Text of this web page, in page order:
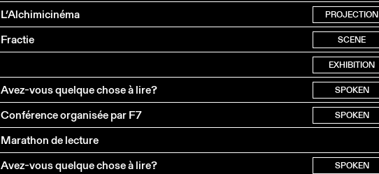
L’Alchimicinéma PROJECTION
Fractie SCENE
EXHIBITION
Avez-vous quelque chose à lire? SPOKEN
Conférence organisée par F7 SPOKEN
Marathon de lecture
Avez-vous quelque chose à lire? SPOKEN